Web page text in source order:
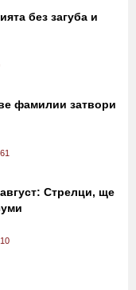
без загуба и
фамилии затвори
Стрелци, ще